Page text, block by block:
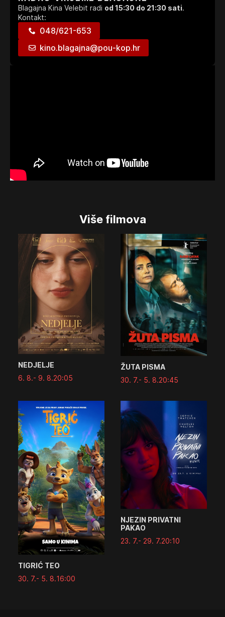
Blagajna Kina Velebit radi od 15:30 do 21:30 sati.
Kontakt:
048/621-653
kino.blagajna@pou-kop.hr
Više filmova
NEDJELJE
6. 8.- 9. 8.20:05
ŽUTA PISMA
30. 7.- 5. 8.20:45
TIGRIĆ TEO
30. 7.- 5. 8.16:00
NJEZIN PRIVATNI
PAKAO
23. 7.- 29. 7.20:10